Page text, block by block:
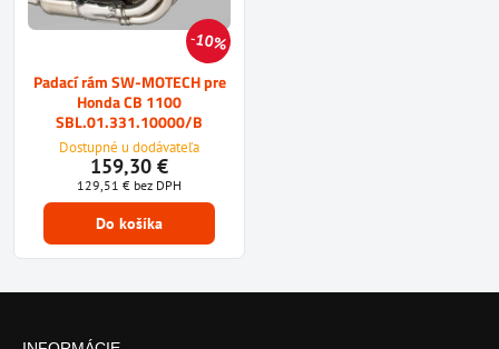
10%
Padací rám SW-MOTECH pre
Honda CB 1100
SBL.01.331.10000/B
Dostupné u dodávateľa
159,30 €
129,51 € bez DPH
Do košíka